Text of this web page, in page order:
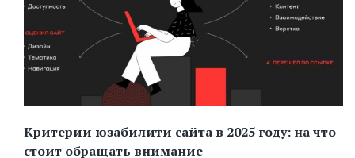
Критерии юзабилити сайта в 2025 году: на что
стоит обращать внимание